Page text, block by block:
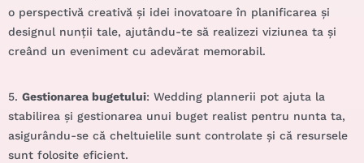
o perspectivă creativă și idei inovatoare în planificarea și
designul nunții tale, ajutându-te să realizezi viziunea ta și
creând un eveniment cu adevărat memorabil.
5. Gestionarea bugetului: Wedding plannerii pot ajuta la
stabilirea și gestionarea unui buget realist pentru nunta ta,
asigurându-se că cheltuielile sunt controlate și că resursele
sunt folosite eficient.